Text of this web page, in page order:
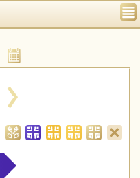
›